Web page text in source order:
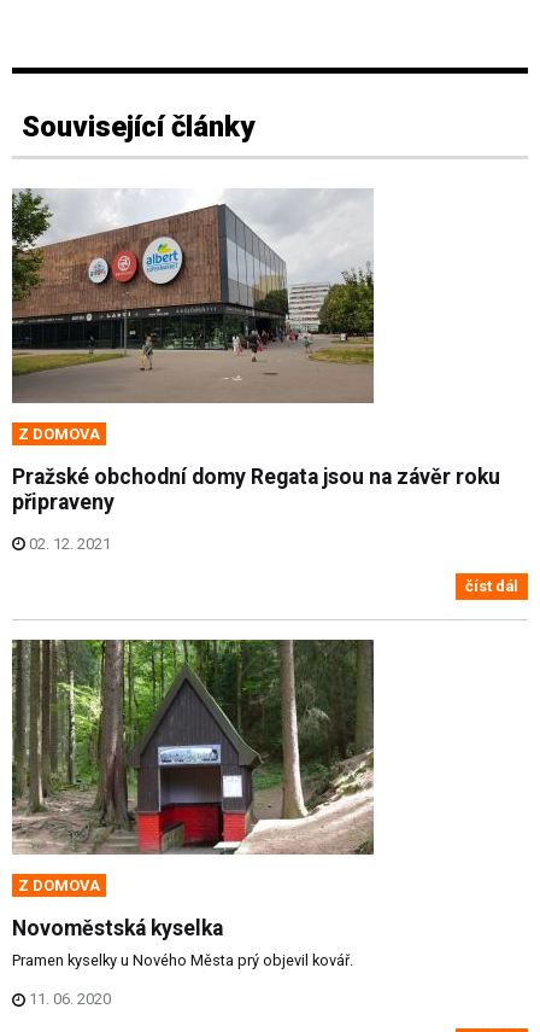
Související články
Z DOMOVA
Pražské obchodní domy Regata jsou na závěr roku
připraveny
02. 12. 2021
číst dál
Z DOMOVA
Novoměstská kyselka
Pramen kyselky u Nového Města prý objevil kovář.
11. 06. 2020